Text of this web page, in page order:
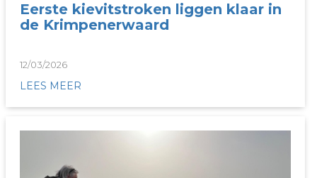
Eerste kievitstroken liggen klaar in
de Krimpenerwaard
12/03/2026
LEES MEER